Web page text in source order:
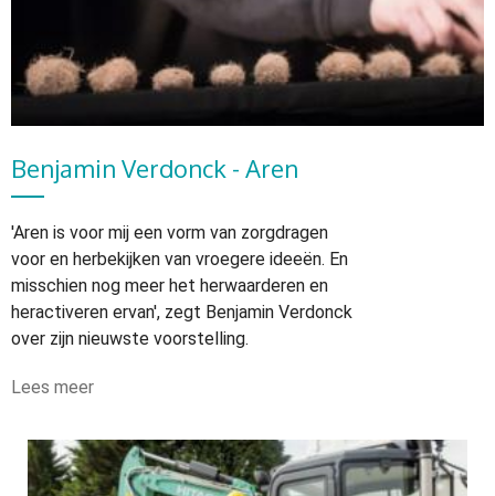
Benjamin Verdonck - Aren
'Aren is voor mij een vorm van zorgdragen
voor en herbekijken van vroegere ideeën. En
misschien nog meer het herwaarderen en
heractiveren ervan', zegt Benjamin Verdonck
over zijn nieuwste voorstelling.
Lees meer